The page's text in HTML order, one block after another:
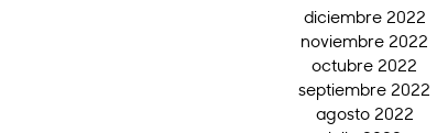
diciembre 2022
noviembre 2022
octubre 2022
septiembre 2022
agosto 2022